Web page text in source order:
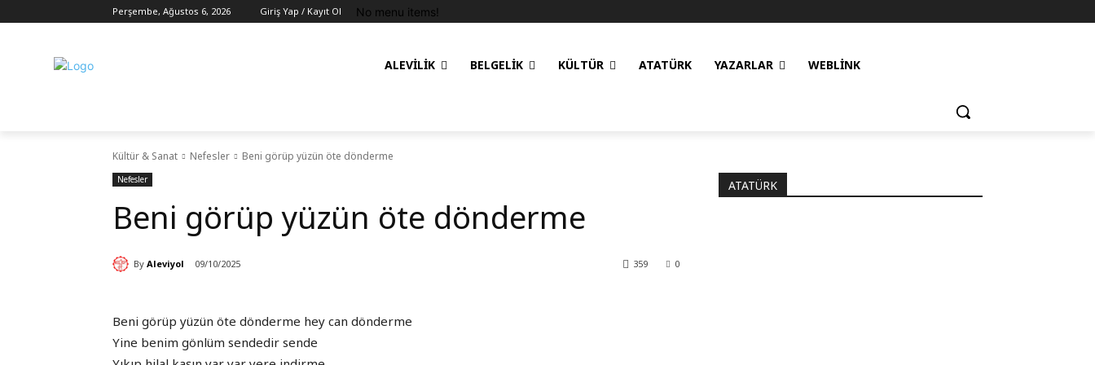
Perşembe, Ağustos 6, 2026 Giriş Yap / Kayıt Ol No menu items!
ALEVILIK BELGELIK KÜLTÜR ATATÜRK YAZARLAR WEBLINK
Kültür & Sanat Nefesler Beni görüp yüzün öte dönderme
Nefesler
Beni görüp yüzün öte dönderme
By Aleviyol 09/10/2025 0
359
Beni görüp yüzün öte dönderme hey can dönderme
Yine benim gönlüm sendedir sende
ATATÜRK